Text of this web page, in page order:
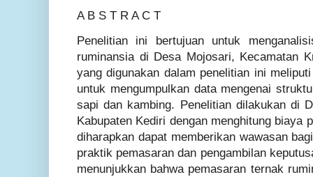
A B S T R A C T
Penelitian ini bertujuan untuk
ruminansia di Desa Mojosari, Kecamatan
yang digunakan dalam penelitian ini
untuk mengumpulkan data mengenai
sapi dan kambing. Penelitian dilakukan di
Kabupaten Kediri dengan menghitung biaya
diharapkan dapat memberikan wawasan
praktik pemasaran dan pengambilan
menunjukkan bahwa pemasaran ternak